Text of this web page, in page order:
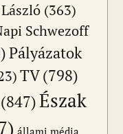
(363)
Schwezoff
Pályázatok
TV(798)
(847)Észak